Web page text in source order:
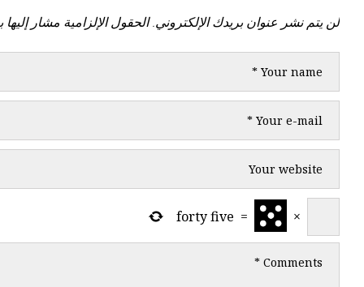
لن يتم نشر عنوان بريدك الإلكتروني. الحقول الإلزامية مشار إليها
×
=
forty five